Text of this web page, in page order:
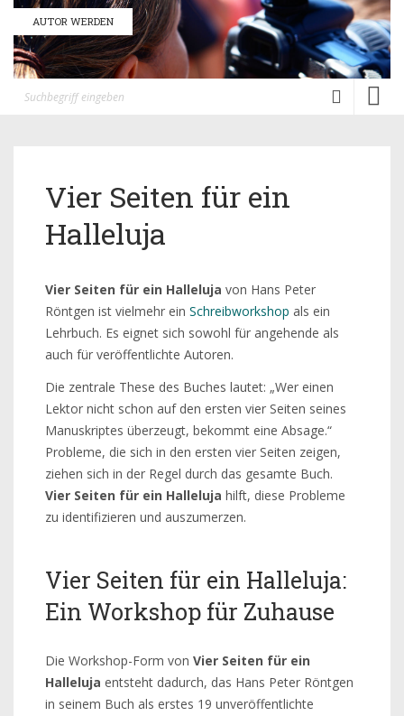
AUTOR WERDEN
Vier Seiten für ein
Halleluja
Vier Seiten für ein Halleluja von Hans Peter
Röntgen ist vielmehr ein Schreibworkshop als ein
Lehrbuch. Es eignet sich sowohl für angehende als
auch für veröffentlichte Autoren.
Die zentrale These des Buches lautet: „Wer einen
Lektor nicht schon auf den ersten vier Seiten seines
Manuskriptes überzeugt, bekommt eine Absage.“
Probleme, die sich in den ersten vier Seiten zeigen,
ziehen sich in der Regel durch das gesamte Buch.
Vier Seiten für ein Halleluja hilft, diese Probleme
zu identifizieren und auszumerzen.
Vier Seiten für ein Halleluja:
Ein Workshop für Zuhause
Die Workshop-Form von Vier Seiten für ein
Halleluja entsteht dadurch, das Hans Peter Röntgen
in seinem Buch als erstes 19 unveröffentlichte